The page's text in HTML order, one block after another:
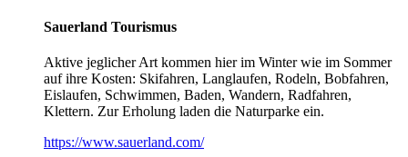
Sauerland Tourismus
Aktive jeglicher Art kommen hier im Winter wie im Sommer
auf ihre Kosten: Skifahren, Langlaufen, Rodeln, Bobfahren,
Eislaufen, Schwimmen, Baden, Wandern, Radfahren,
Klettern. Zur Erholung laden die Naturparke ein.
https://www.sauerland.com/